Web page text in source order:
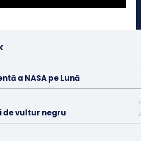
a NASA pe Lună
de vultur negru